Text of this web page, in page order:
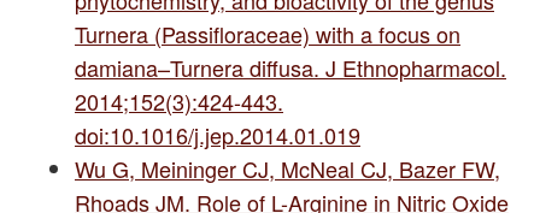
Turnera (Passifloraceae) with a focus on
damiana–Turnera diffusa. J Ethnopharmacol.
2014;152(3):424-443.
doi:10.1016/j.jep.2014.01.019
Wu G, Meininger CJ, McNeal CJ, Bazer FW,
Rhoads JM. Role of L-Arginine in Nitric Oxide